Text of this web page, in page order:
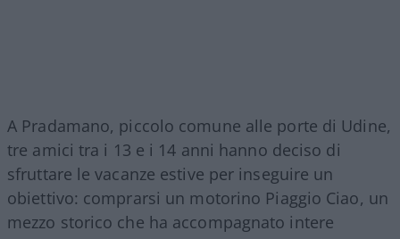
A Pradamano, piccolo comune alle porte di Udine,
tre amici tra i 13 e i 14 anni hanno deciso di
sfruttare le vacanze estive per inseguire un
obiettivo: comprarsi un motorino Piaggio Ciao, un
mezzo storico che ha accompagnato intere